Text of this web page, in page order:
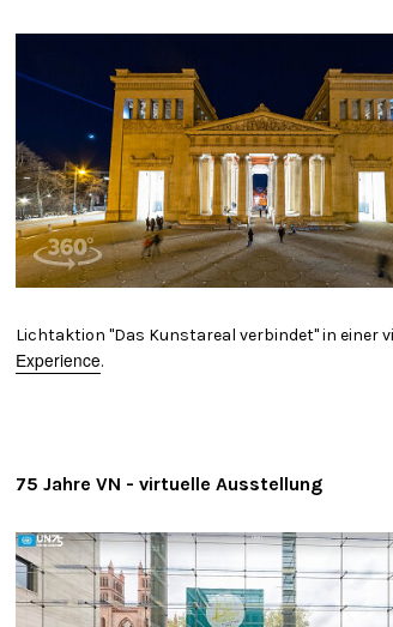
Lichtaktion "Das Kunstareal verbindet" in einer
Experience.
75 Jahre VN - virtuelle Ausstellung